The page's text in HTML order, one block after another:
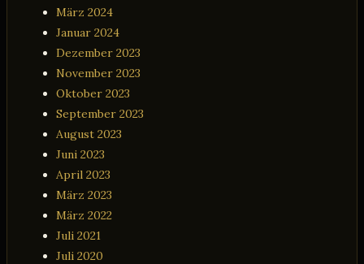
März 2024
Januar 2024
Dezember 2023
November 2023
Oktober 2023
September 2023
August 2023
Juni 2023
April 2023
März 2023
März 2022
Juli 2021
Juli 2020